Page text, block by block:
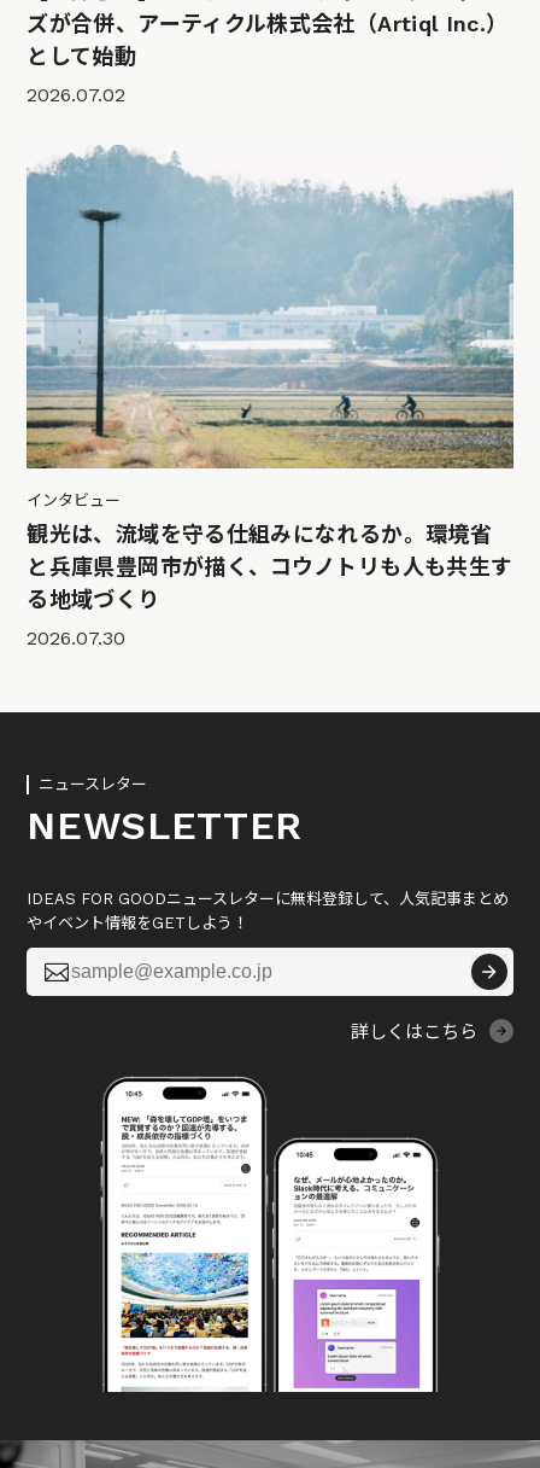
ズが合併、アーティクル株式会社（Artiql Inc.）
として始動
2026.07.02
インタビュー
観光は、流域を守る仕組みになれるか。環境省
と兵庫県豊岡市が描く、コウノトリも人も共生す
る地域づくり
2026.07.30
ニュースレター
NEWSLETTER
IDEAS FOR GOODニュースレターに無料登録して、人気記事まとめ
やイベント情報をGETしよう！

詳しくはこちら